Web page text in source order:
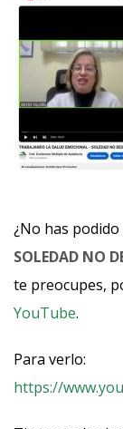
¿No has
SOLEDAD NO
te preocupes,
YouTube.
Para verlo:
https://